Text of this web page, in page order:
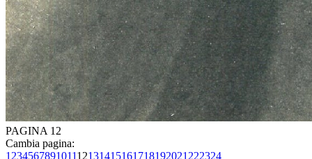
PAGINA 12
Cambia pagina:
1 23456789101112131415161718192021 222324